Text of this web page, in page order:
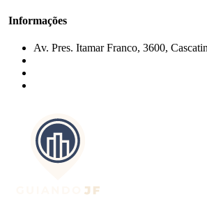
Informações
Av. Pres. Itamar Franco, 3600,